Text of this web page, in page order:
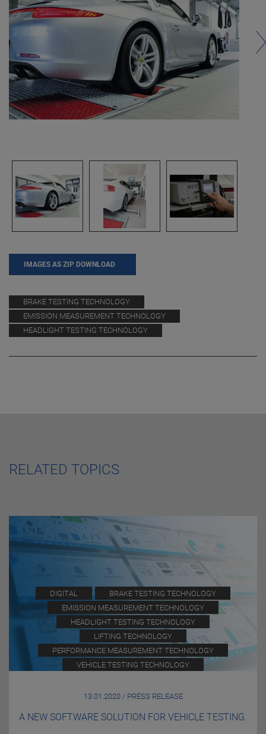
IMAGES AS ZIP DOWNLOAD
BRAKE TESTING TECHNOLOGY
EMISSION MEASUREMENT TECHNOLOGY
HEADLIGHT TESTING TECHNOLOGY
RELATED TOPICS
DIGITAL
BRAKE TESTING TECHNOLOGY
EMISSION MEASUREMENT TECHNOLOGY
HEADLIGHT TESTING TECHNOLOGY
LIFTING TECHNOLOGY
PERFORMANCE MEASUREMENT TECHNOLOGY
VEHICLE TESTING TECHNOLOGY
13.01.2020 / PRESS RELEASE
A NEW SOFTWARE SOLUTION FOR VEHICLE TESTING.